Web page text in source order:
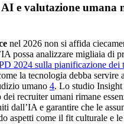
e valutazione umana
nel 2026 non si affida
possa analizzare migliaia di
2024 sulla pianificazione dei
la tecnologia debba servire
umano 4. Lo studio
recruiter umani rimane
dall’IA e garantire che le
aspetti come il fit culturale e